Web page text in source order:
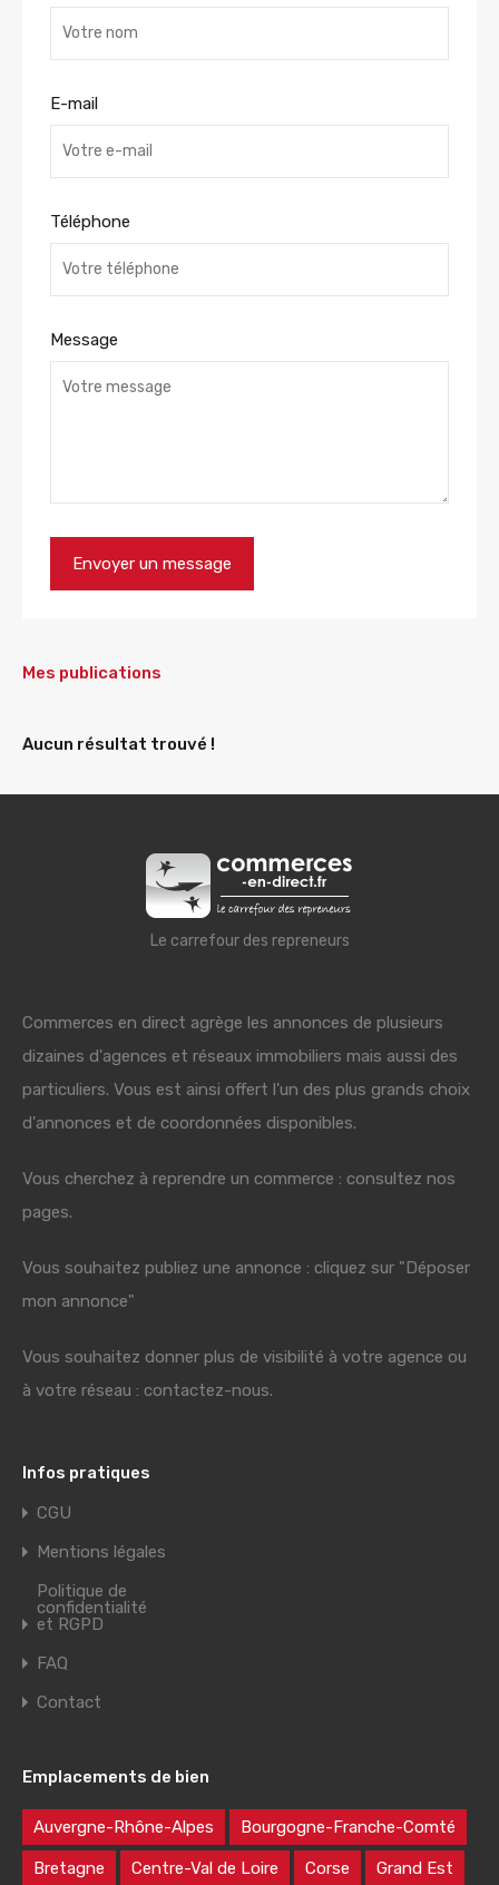
E-mail
Téléphone
Message
Mes publications
Aucun résultat trouvé !
Le carrefour des repreneurs
Commerces en direct agrège les annonces de plusieurs
dizaines d'agences et réseaux immobiliers mais aussi des
particuliers. Vous est ainsi offert l'un des plus grands choix
d'annonces et de coordonnées disponibles.
Vous cherchez à reprendre un commerce : consultez nos
pages.
Vous souhaitez publiez une annonce : cliquez sur "Déposer
mon annonce"
Vous souhaitez donner plus de visibilité à votre agence ou
à votre réseau : contactez-nous.
Infos pratiques
CGU
Mentions légales
Politique de
confidentialité
et RGPD
FAQ
Contact
Emplacements de bien
Auvergne-Rhône-Alpes Bourgogne-Franche-Comté
Bretagne Centre-Val de Loire Corse Grand Est